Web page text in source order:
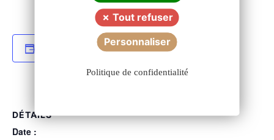
JE SOUHAITE EN SAVOIR + OU M'INSCRIRE
DÉTAILS
Date :
Tout refuser
Personnaliser
Politique de confidentialité